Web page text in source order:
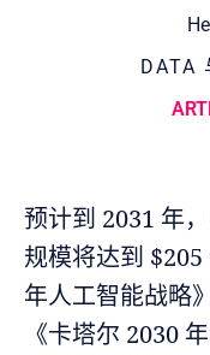
DATA
预计到 2031 年
规模将达到
年人工智能战略
《卡塔尔 2030